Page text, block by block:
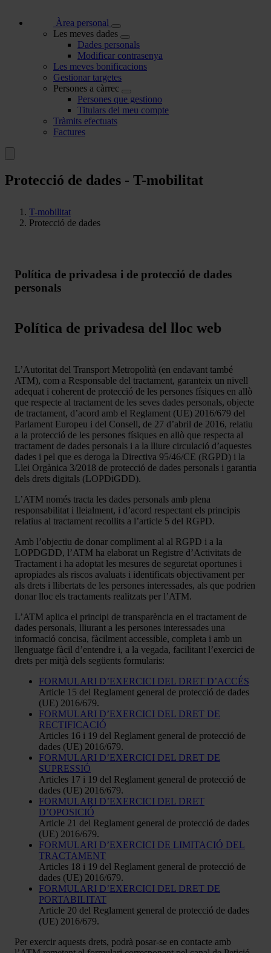
Àrea personal
Les meves dades
Dades personals
Modificar contrasenya
Les meves bonificacions
Gestionar targetes
Persones a càrrec
Persones que gestiono
Titulars del meu compte
Tràmits efectuats
Factures
Protecció de dades - T-mobilitat
T-mobilitat
Protecció de dades
Política de privadesa i de protecció de dades
personals
Política de privadesa del lloc web
L’Autoritat del Transport Metropolità (en endavant també
ATM), com a Responsable del tractament, garanteix un nivell
adequat i coherent de protecció de les persones físiques en allò
que respecte al tractament de les seves dades personals, objecte
de tractament, d’acord amb el Reglament (UE) 2016/679 del
Parlament Europeu i del Consell, de 27 d’abril de 2016, relatiu
a la protecció de les persones físiques en allò que respecta al
tractament de dades personals i a la lliure circulació d’aquestes
dades i pel que es deroga la Directiva 95/46/CE (RGPD) i la
Llei Orgànica 3/2018 de protecció de dades personals i garantia
dels drets digitals (LOPDiGDD).
L’ATM només tracta les dades personals amb plena
responsabilitat i lleialment, i d’acord respectant els principis
relatius al tractament recollits a l’article 5 del RGPD.
Amb l’objectiu de donar compliment al al RGPD i a la
LOPDGDD, l’ATM ha elaborat un Registre d’Activitats de
Tractament i ha adoptat les mesures de seguretat oportunes i
apropiades als riscos avaluats i identificats objectivament per
als drets i llibertats de les persones interessades, als que podrien
donar lloc els tractaments realitzats per l’ATM.
L’ATM aplica el principi de transparència en el tractament de
dades personals, lliurant a les persones interessades una
informació concisa, fàcilment accessible, completa i amb un
llenguatge fàcil d’entendre i, a la vegada, facilitant l’exercici de
drets per mitjà dels següents formularis:
FORMULARI D’EXERCICI DEL DRET D’ACCÉS
Article 15 del Reglament general de protecció de dades
(UE) 2016/679.
FORMULARI D’EXERCICI DEL DRET DE
RECTIFICACIÓ
Articles 16 i 19 del Reglament general de protecció de
dades (UE) 2016/679.
FORMULARI D’EXERCICI DEL DRET DE
SUPRESSIÓ
Articles 17 i 19 del Reglament general de protecció de
dades (UE) 2016/679.
FORMULARI D’EXERCICI DEL DRET
D’OPOSICIÓ
Article 21 del Reglament general de protecció de dades
(UE) 2016/679.
FORMULARI D’EXERCICI DE LIMITACIÓ DEL
TRACTAMENT
Articles 18 i 19 del Reglament general de protecció de
dades (UE) 2016/679.
FORMULARI D’EXERCICI DEL DRET DE
PORTABILITAT
Article 20 del Reglament general de protecció de dades
(UE) 2016/679.
Per exercir aquests drets, podrà posar-se en contacte amb